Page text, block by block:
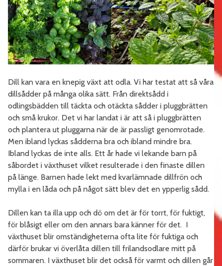
Dill kan vara en knepig växt att odla. Vi har testat att så våra
dillsådder på många olika sätt. Från direktsådd i
odlingsbädden till täckta och otäckta sådder i pluggbrätten
och små krukor. Det vi har landat i är att så i pluggbrätten
och plantera ut pluggarna när de är passligt genomrotade.
Men ibland lyckas sådderna bra och ibland mindre bra.
Ibland lyckas de inte alls. Ett år hade vi lekande barn på
såbordet i växthuset vilket resulterade i den finaste dillen
på länge. Barnen hade lekt med kvarlämnade dillfrön och
mylla i en låda och på något sätt blev det en ypperlig sådd.
Dillen kan ta illa upp och dö om det är för torrt, för fuktigt,
för blåsigt eller om den annars bara känner för det. I
växthuset blir omständigheterna ofta lite för fuktiga och
därför brukar vi överlåta dillen till frilandsodlare mitt på
sommaren. I växthuset blir det också för varmt och dillen går